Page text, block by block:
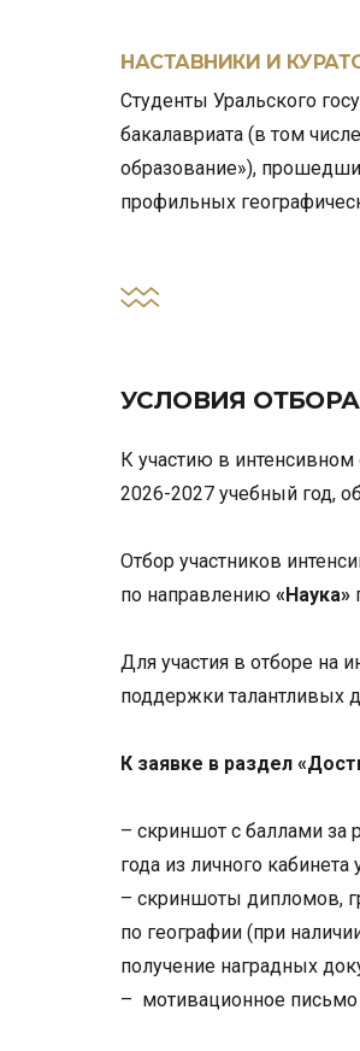
НАСТАВНИКИ И
Студенты Уральского
бакалавриата (в том
образование»),
профильных
УСЛОВИЯ ОТБОРА
К участию в
2026-2027 учебный год,
Отбор участников
по направлению «Наука»
Для участия в отборе на
поддержки талантливых
К заявке в раздел
– скриншот с баллами за
года из личного
– скриншоты дипломов,
по географии (при
получение наградных
– мотивационное